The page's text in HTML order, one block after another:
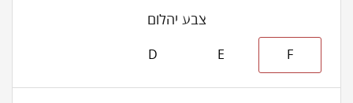
צבע יהלום
F
E
D